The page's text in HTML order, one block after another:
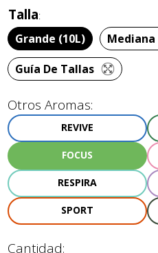
Talla
Grande (10L) Mediana
Guía De Tallas
Otros Aromas:
REVIVE
FOCUS
RESPIRA
SPORT
Cantidad: